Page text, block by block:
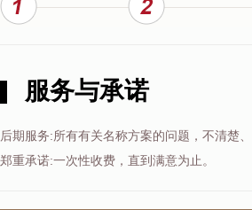
服务与承诺
后期服务:所有有关名称方案的问题，不清楚
郑重承诺:一次性收费，直到满意为止。